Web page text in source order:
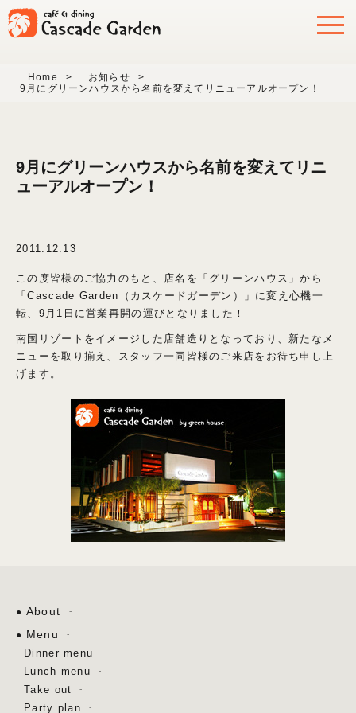
Home > お知らせ
>
9月にグリーンハウスから名前を変えてリニューアルオープン！
9月にグリーンハウスから名前を変えてリニ
ューアルオープン！
2011.12.13
この度皆様のご協力のもと、店名を「グリーンハウス」から
「Cascade Garden（カスケードガーデン）」に変え心機一
転、9月1日に営業再開の運びとなりました！
南国リゾートをイメージした店舗造りとなっており、新たなメ
ニューを取り揃え、スタッフ一同皆様のご来店をお待ち申し上
げます。
About
Menu
Dinner menu
Lunch menu
Take out
Party plan